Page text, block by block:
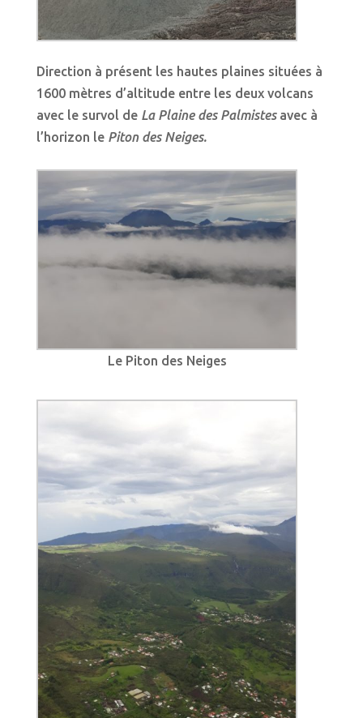
Direction à présent les hautes plaines situées à
1600 mètres d’altitude entre les deux volcans
avec le survol de La Plaine des Palmistes avec à
l’horizon le Piton des Neiges.
Le Piton des Neiges